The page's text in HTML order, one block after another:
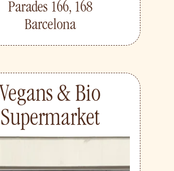
Parades 166, 168
Barcelona
Vegans & Bio
Supermarket